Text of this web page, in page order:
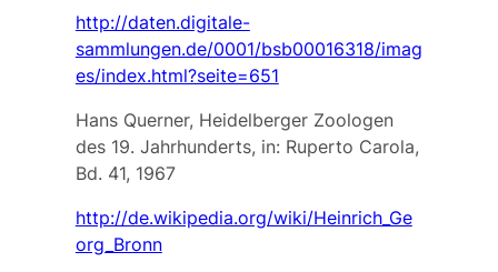
http://daten.digitale-
sammlungen.de/0001/bsb00016318/imag
es/index.html?seite=651
Hans Querner, Heidelberger Zoologen
des 19. Jahrhunderts, in: Ruperto Carola,
Bd. 41, 1967
http://de.wikipedia.org/wiki/Heinrich_Ge
org_Bronn